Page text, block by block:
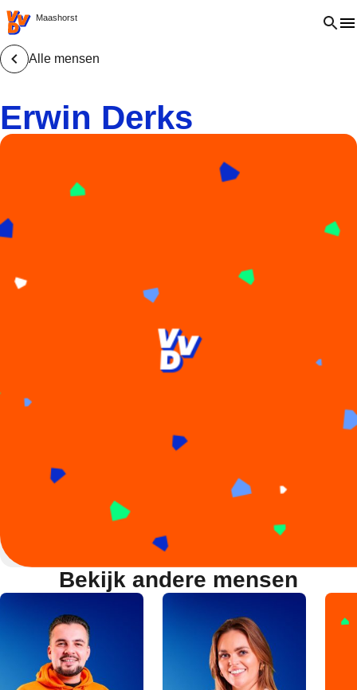
VVD.nl - Ga naar de homepage
Maashorst Open
Alle mensen
Erwin Derks
Bekijk andere mensen